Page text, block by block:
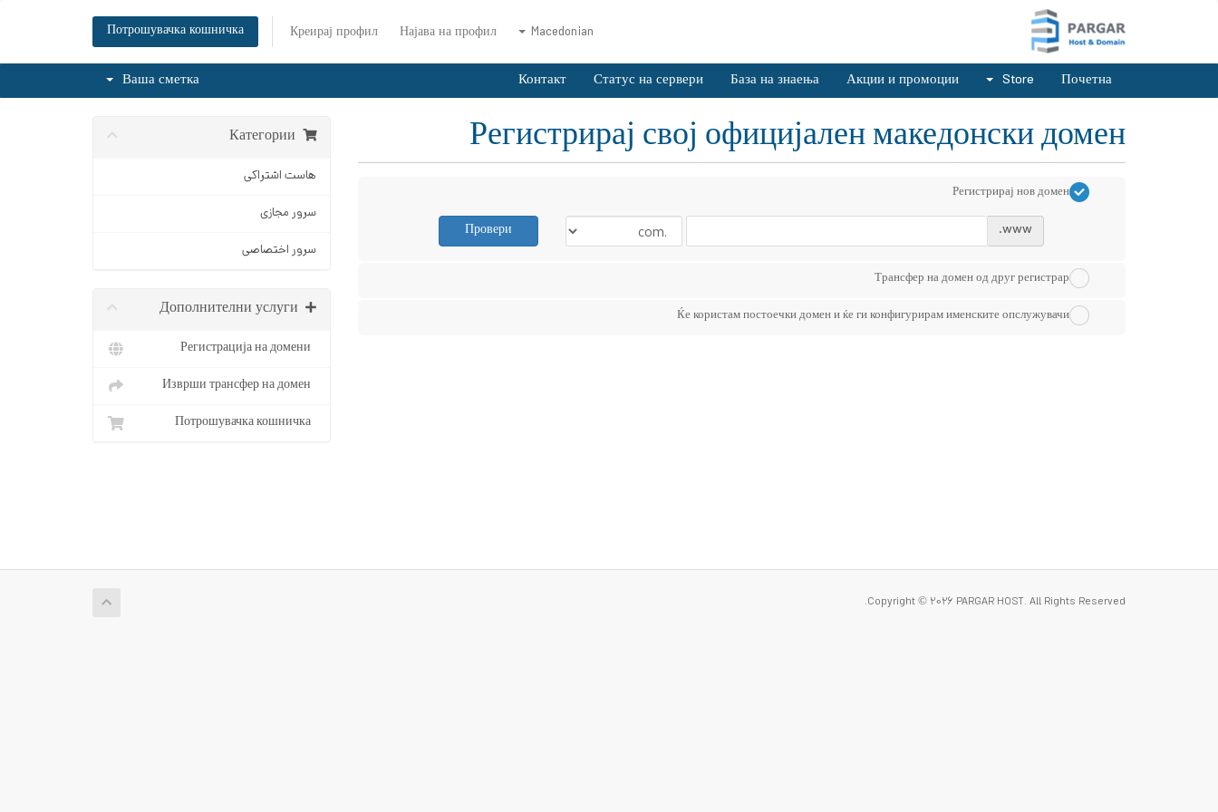
Macedonian
Најава на профил
Креирај профил
Потрошувачка кошничка
Почетна
Store
Акции и промоции
База на знаења
Статус на сервери
Контакт
Ваша сметка
هاست اشتراکی
سرور مجازی
سرور اختصاصی
Потрошувачка кошничка
Регистрирај свој официјален македонски домен
Регистрирај нов домен
www.
Провери
Трансфер на домен од друг регистрар
Ќе користам постоечки домен и ќе ги конфигурирам именските опслужувачи
Copyright © 2026 PARGAR HOST. All Rights Reserved.